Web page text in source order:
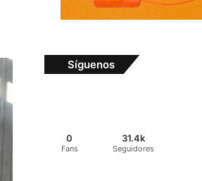
Síguenos
0
Fans
31.4k
Seguidores